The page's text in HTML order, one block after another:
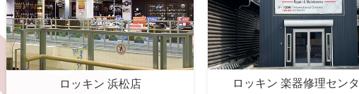
ロッキン 浜松店 ロッキン 楽器修理セン